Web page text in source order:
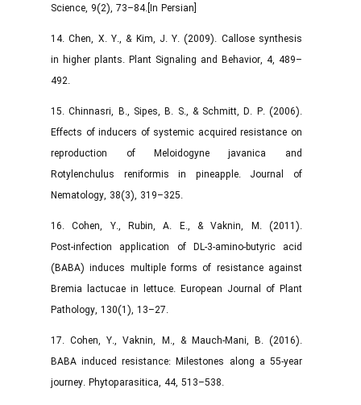
Science, 9(2), 73–84.[In Persian]
14. Chen, X. Y., & Kim, J. Y. (2009). Callose synthesis
in higher plants. Plant Signaling and Behavior, 4, 489–
492.
15. Chinnasri, B., Sipes, B. S., & Schmitt, D. P. (2006).
Effects of inducers of systemic acquired resistance on
reproduction of Meloidogyne javanica and
Rotylenchulus reniformis in pineapple. Journal of
Nematology, 38(3), 319–325.
16. Cohen, Y., Rubin, A. E., & Vaknin, M. (2011).
Post‑infection application of DL‑3‑amino‑butyric acid
(BABA) induces multiple forms of resistance against
Bremia lactucae in lettuce. European Journal of Plant
Pathology, 130(1), 13–27.
17. Cohen, Y., Vaknin, M., & Mauch-Mani, B. (2016).
BABA induced resistance: Milestones along a 55‑year
journey. Phytoparasitica, 44, 513–538.